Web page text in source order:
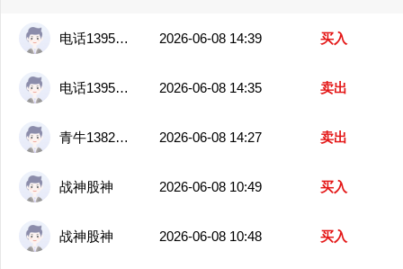
电话13951679542 2026-06-08 14:39 买入
电话13951679542 2026-06-08 14:35 卖出
青牛13825208405 2026-06-08 14:27 卖出
战神股神 2026-06-08 10:49 买入
战神股神 2026-06-08 10:48 买入